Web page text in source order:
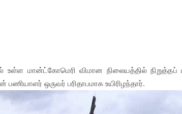
உள்ள மான்ட்கோமெரி விமான நிலையத்தில் நிறுத்தப்
பணியாளர் ஒருவர் பரிதாபமாக உயிரிழந்தார்.